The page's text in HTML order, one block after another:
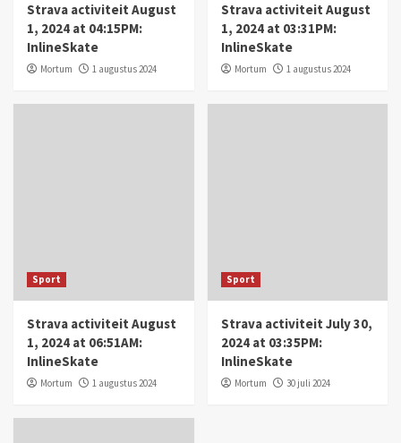
Strava activiteit August
1, 2024 at 04:15PM:
InlineSkate
Mortum 1 augustus 2024
Strava activiteit August
1, 2024 at 03:31PM:
InlineSkate
Mortum 1 augustus 2024
Sport
Strava activiteit August
1, 2024 at 06:51AM:
InlineSkate
Mortum 1 augustus 2024
Sport
Strava activiteit July 30,
2024 at 03:35PM:
InlineSkate
Mortum 30 juli 2024